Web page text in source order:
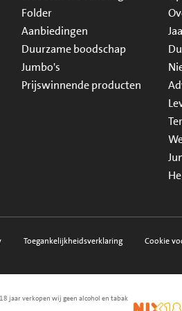
Folder
Aanbiedingen
Duurzame boodschap
Jumbo's
Prijswinnende producten
Toegankelijkheidsverklaring Cookie
jaar verkopen wij geen alcohol en tabak
NIX18